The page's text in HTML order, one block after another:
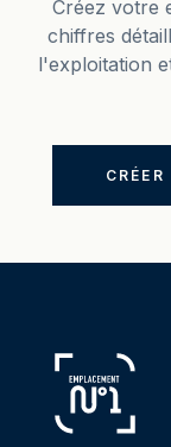
Créez votre
chiffres
l'exploitation